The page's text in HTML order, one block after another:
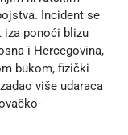
Incident se
iza ponoći blizu
i Hercegovina,
bukom, fizički
više udaraca